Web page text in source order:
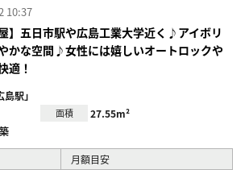
10:37
】五日市駅や広島工業大学近く♪アイボリ
かな空間♪女性には嬉しいオートロックや
適！
駅」
面積 27.55m²
月額目安